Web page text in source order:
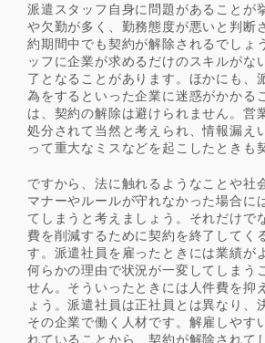
派遣スタッフ自身に問題があることが
や欠勤が多く、勤務態度が悪いと判断
約期間中でも契約が解除されるでしょ
ッフに企業が求めるだけのスキルがな
了となることがあります。ほかにも、
為をするといった企業に迷惑がかかる
は、契約の解除は避けられません。営
処分されて当然と考えられ、情報漏え
って重大なミスなどを起こしたときも
ですから、法に触れるようなことや社
マナーやルールが守れなかった場合に
てしまうと考えましょう。それだけで
費を削減するために契約を終了してく
す。派遣社員を雇ったときには業績が
何らかの理由で状況が一変してしまう
せん。そういったときには人件費を抑
ょう。派遣社員は正社員とは異なり、
その企業で働く人材です。解雇しやす
れていることから、契約が解除されて